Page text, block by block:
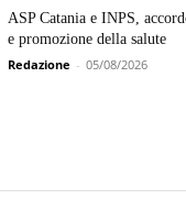
ASP Catania e INPS,
e promozione della salute
Redazione - 05/08/2026